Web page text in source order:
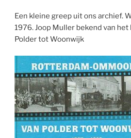
Een kleine greep uit ons archief.
1976. Joop Muller bekend van het
Polder tot Woonwijk